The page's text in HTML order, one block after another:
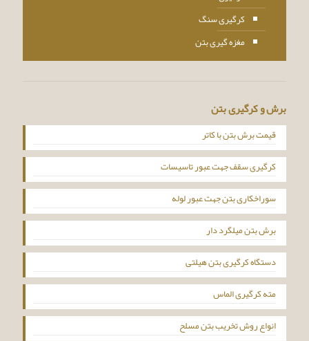
کرگیری سنگ
مغزه گیری بتن
برش و کرگیری بتن
قیمت برش بتن با کاتر
کرگیری سقف جهت عبور تاسیسات
سوراخکاری بتن جهت عبور لوله
برش بتن میلگرد دار
دستگاه کرگیری بتن هیلتی
مته کرگیری الماس
انواع روش تخریب بتن مسلح